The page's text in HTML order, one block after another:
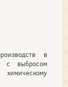
в
с выбросом